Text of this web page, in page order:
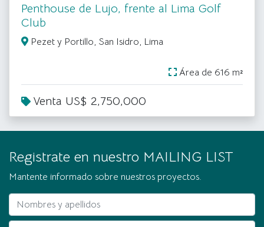
Penthouse de Lujo, frente al Lima Golf
Club
Pezet y Portillo, San Isidro, Lima
Área de 616 m²
Venta US$ 2,750,000
Registrate en nuestro MAILING LIST
Mantente informado sobre nuestros proyectos.
Nombres y apellidos